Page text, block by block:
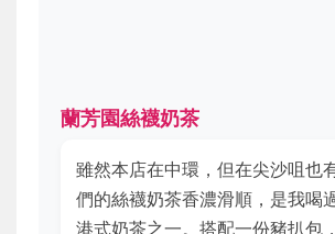
蘭芳園絲襪奶茶
雖然本店在中環，但在尖沙咀也
們的絲襪奶茶香濃滑順，是我喝
港式奶茶之一。搭配一份豬扒包